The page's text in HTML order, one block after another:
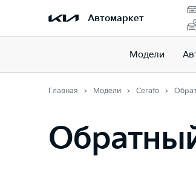
Автомаркет
Модели
Главная Модели Cerato